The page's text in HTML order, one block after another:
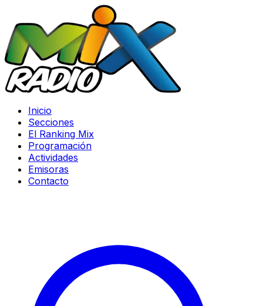
Inicio
Secciones
El Ranking Mix
Programación
Actividades
Emisoras
Contacto